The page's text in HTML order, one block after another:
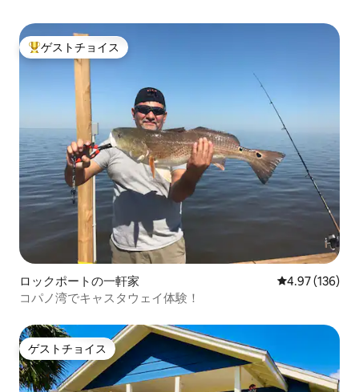
大好評のゲストチョイスです。
ゲストチョイス
ロックポートの一軒家 レビュー136
4.97 (136)
コパノ湾でキャスタウェイ体験！
ゲストチョイス
ゲストチョイス